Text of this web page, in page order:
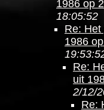
1986 op
18:05:52
Re: Het
1986
Re:
uit
2/12/
Re: